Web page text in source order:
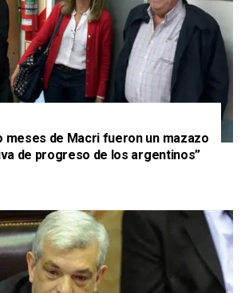
meses de Macri fueron un mazazo
de progreso de los argentinos”